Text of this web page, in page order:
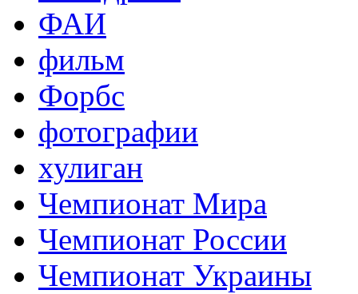
ФАИ
фильм
Форбс
фотографии
хулиган
Чемпионат Мира
Чемпионат России
Чемпионат Украины